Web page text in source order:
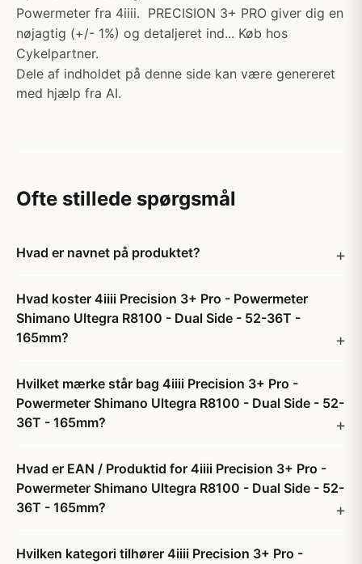
Powermeter fra 4iiii. PRECISION 3+ PRO giver dig en
nøjagtig (+/- 1%) og detaljeret ind... Køb hos
Cykelpartner.
Dele af indholdet på denne side kan være genereret
med hjælp fra AI.
Ofte stillede spørgsmål
Hvad er navnet på produktet?
Hvad koster 4iiii Precision 3+ Pro - Powermeter
Shimano Ultegra R8100 - Dual Side - 52-36T -
165mm?
Hvilket mærke står bag 4iiii Precision 3+ Pro -
Powermeter Shimano Ultegra R8100 - Dual Side - 52-
36T - 165mm?
Hvad er EAN / Produktid for 4iiii Precision 3+ Pro -
Powermeter Shimano Ultegra R8100 - Dual Side - 52-
36T - 165mm?
Hvilken kategori tilhører 4iiii Precision 3+ Pro -